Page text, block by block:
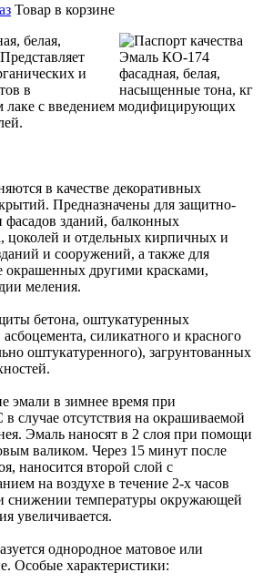
Товар в корзине
белая,
и
в
лаке с введением модифицирующих
в качестве декоративных
Предназначены для защитно-
фасадов зданий, балконных
цоколей и отдельных кирпичных и
и сооружений, а также для
окрашенных другими красками,
меления.
бетона, оштукатуренных
силикатного и красного
оштукатуренного), загрунтованных
эмали в зимнее время при
в случае отсутствия на окрашиваемой
Эмаль наносят в 2 слоя при помощи
валиком. Через 15 минут после
наносится второй слой с
на воздухе в течение 2-х часов
снижении температуры окружающей
увеличивается.
однородное матовое или
Особые характеристики: